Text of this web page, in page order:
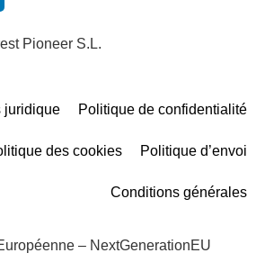
Pioneer S.L.
juridique Politique de confidentialité
des cookies Politique d’envoi
Conditions générales
– NextGenerationEU